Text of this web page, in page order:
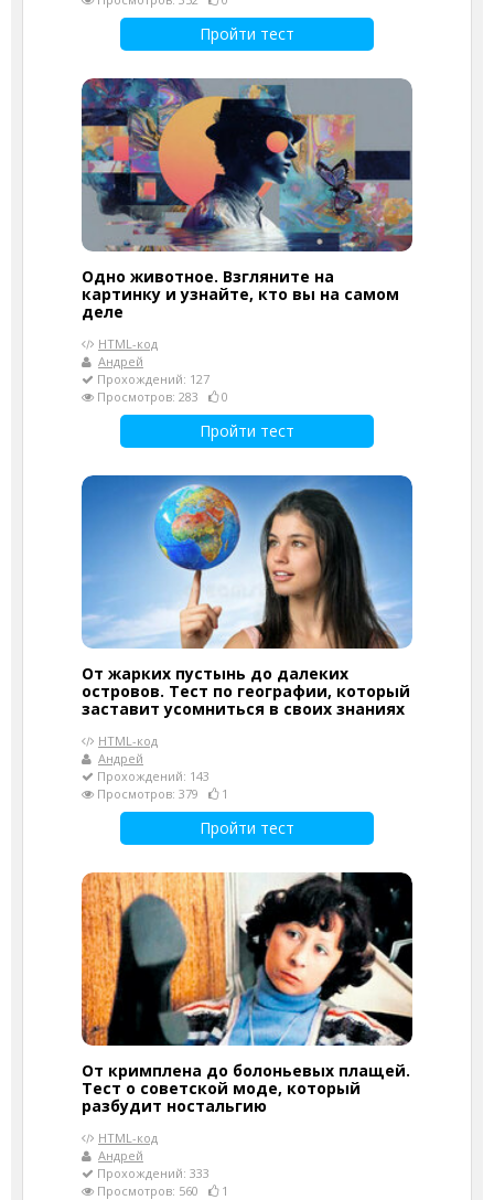
Пройти тест
Одно животное. Взгляните на
картинку и узнайте, кто вы на самом
деле
HTML-код
Андрей
Прохождений: 127
Просмотров: 283
0
Пройти тест
От жарких пустынь до далеких
островов. Тест по географии, который
заставит усомниться в своих знаниях
HTML-код
Андрей
Прохождений: 143
Просмотров: 379
1
Пройти тест
От кримплена до болоньевых плащей.
Тест о советской моде, который
разбудит ностальгию
HTML-код
Андрей
Прохождений: 333
Просмотров: 560
1